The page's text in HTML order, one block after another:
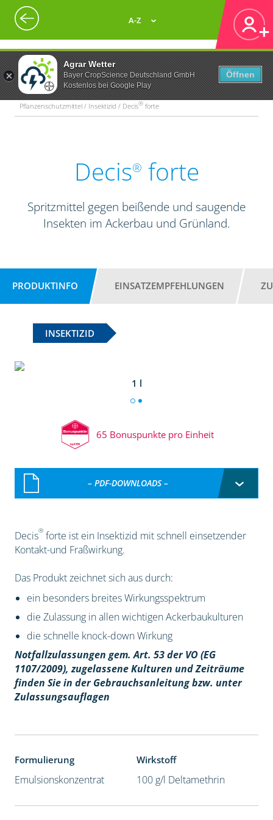
Agrar Wetter
Bayer CropScience Deutschland GmbH
Kostenlos bei Google Play
Öffnen
A-Z
Pflanzenschutzmittel / Insektizid / Decis® forte
Decis® forte
Spritzmittel gegen beißende und saugende
Insekten im Ackerbau und Grünland.
PRODUKTINFO EINSATZEMPFEHLUNGEN
INSEKTIZID
1 l
65 Bonuspunkte pro Einheit
– PDF-DOWNLOADS –
Decis®forte ist ein Insektizid mit schnell einsetzender
Kontakt-und Fraßwirkung.
Das Produkt zeichnet sich aus durch:
ein besonders breites Wirkungsspektrum
die Zulassung in allen wichtigen Ackerbaukulturen
die schnelle knock-down Wirkung
Notfallzulassungen gem. Art. 53 der VO (EG
1107/2009), zugelassene Kulturen und Zeiträume
finden Sie in der Gebrauchsanleitung bzw. unter
Zulassungsauflagen
Formulierung
Emulsionskonzentrat
Wirkstoff
100 g/l Deltamethrin